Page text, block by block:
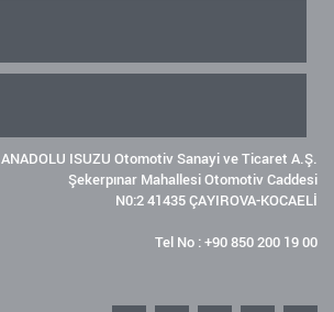
ANADOLU ISUZU Otomotiv Sanayi ve Ticaret A.Ş.
Şekerpınar Mahallesi Otomotiv Caddesi
N0:2 41435 ÇAYIROVA-KOCAELİ
Tel No : +90 850 200 19 00